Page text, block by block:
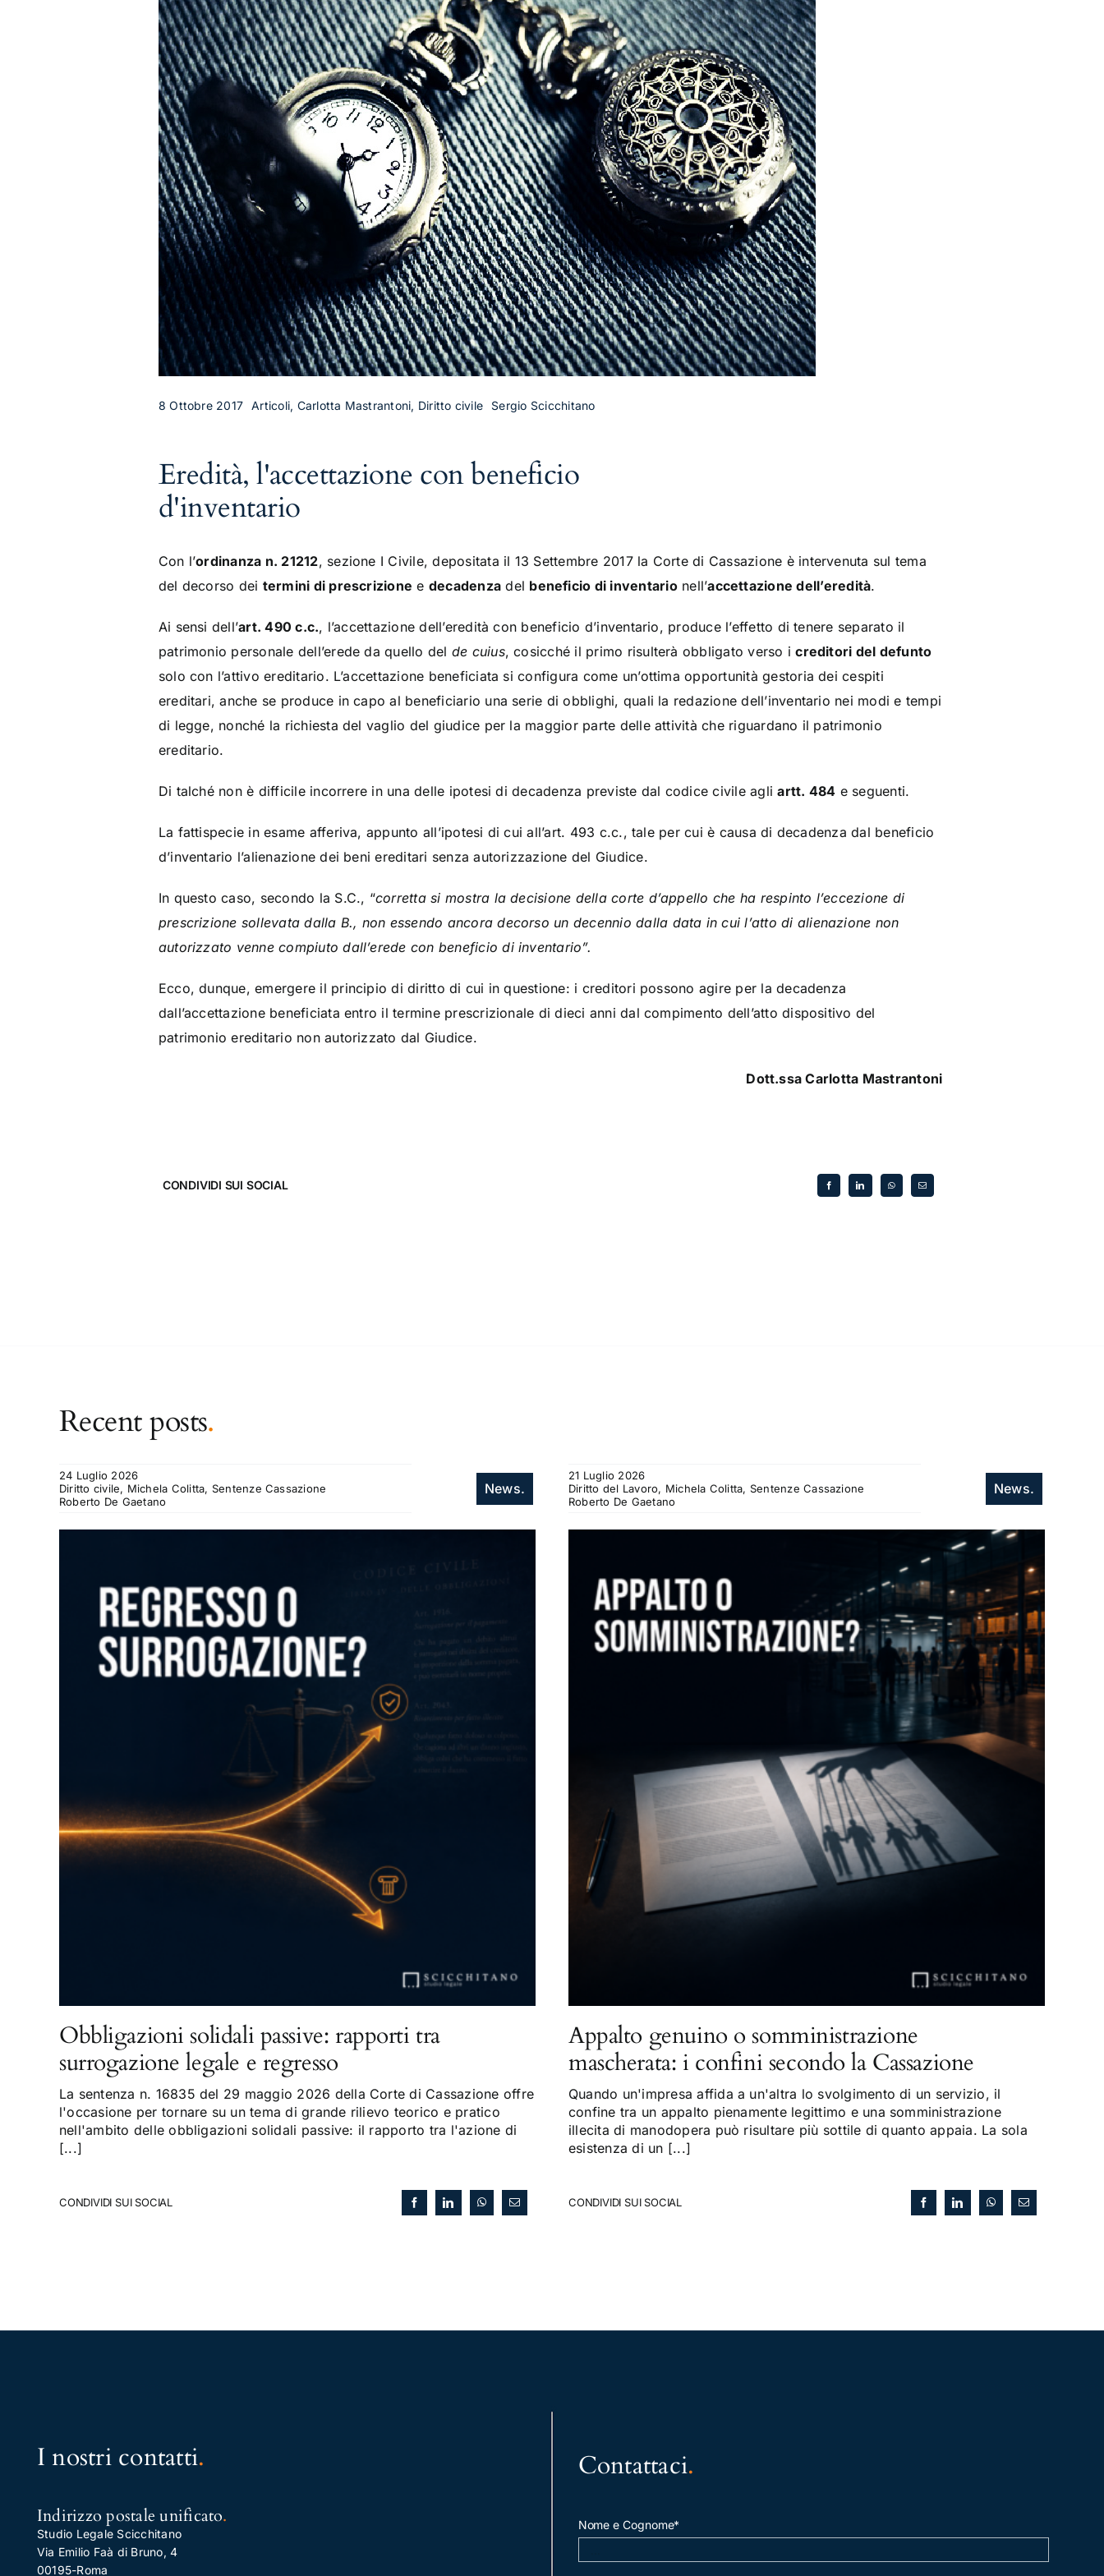
8 Ottobre 2017 Articoli, Carlotta Mastrantoni, Diritto civile Sergio Scicchitano
Eredità, l'accettazione con beneficio
d'inventario
Con l’ordinanza n. 21212, sezione I Civile, depositata il 13 Settembre 2017 la Corte di Cassazione è intervenuta sul tema
del decorso dei termini di prescrizione e decadenza del beneficio di inventarionell’accettazione dell’eredità.
Ai sensi dell’art. 490 c.c., l’accettazione dell’eredità con beneficio d’inventario, produce l’effetto di tenere separato il
patrimonio personale dell’erede da quello del de cuius, cosicché il primo risulterà obbligato verso icreditori del defunto
solo con l’attivo ereditario. L’accettazione beneficiata si configura come un’ottima opportunità gestoria dei cespiti
ereditari, anche se produce in capo al beneficiario una serie di obblighi, quali la redazione dell’inventario nei modi e tempi
di legge, nonché la richiesta del vaglio del giudice per la maggior parte delle attività che riguardano il patrimonio
ereditario.
Di talché non è difficile incorrere in una delle ipotesi di decadenza previste dal codice civile agliartt. 484 e seguenti.
La fattispecie in esame afferiva, appunto all’ipotesi di cui all’art. 493 c.c., tale per cui è causa di decadenza dal beneficio
d’inventario l’alienazione dei beni ereditari senza autorizzazione del Giudice.
In questo caso, secondo la S.C., “corretta si mostra la decisione della corte d’appello che ha respinto l’eccezione di
prescrizione sollevata dalla B., non essendo ancora decorso un decennio dalla data in cui l’atto di alienazione non
autorizzato venne compiuto dall’erede con beneficio di inventario”.
Ecco, dunque, emergere il principio di diritto di cui in questione: i creditori possono agire per la decadenza
dall’accettazione beneficiata entro il termine prescrizionale di dieci anni dal compimento dell’atto dispositivo del
patrimonio ereditario non autorizzato dal Giudice.
Dott.ssa Carlotta Mastrantoni
CONDIVIDI SUI SOCIAL
Recent posts.
24 Luglio 2026
Diritto civile, Michela Colitta, Sentenze Cassazione
Roberto De Gaetano
News.
Obbligazioni solidali passive: rapporti tra
surrogazione legale e regresso
La sentenza n. 16835 del 29 maggio 2026 della Corte di Cassazione offre
l'occasione per tornare su un tema di grande rilievo teorico e pratico
nell'ambito delle obbligazioni solidali passive: il rapporto tra l'azione di
[...]
CONDIVIDI SUI SOCIAL
21 Luglio 2026
Diritto del Lavoro, Michela Colitta, Sentenze Cassazione
Roberto De Gaetano
News.
Appalto genuino o somministrazione
mascherata: i confini secondo la Cassazione
Quando un'impresa affida a un'altra lo svolgimento di un servizio, il
confine tra un appalto pienamente legittimo e una somministrazione
illecita di manodopera può risultare più sottile di quanto appaia. La sola
esistenza di un [...]
CONDIVIDI SUI SOCIAL
I nostri contatti.
Indirizzo postale unificato.
Studio Legale Scicchitano
Via Emilio Faà di Bruno, 4
00195-Roma
Contattaci.
Nome e Cognome*